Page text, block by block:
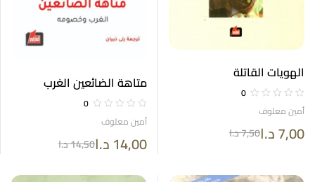
الهويات القاتلة
0
أمين معلوف
7,50د.ا 7,00د.ا
متاهة الضائعين الغرب
وخصومه
0
أمين معلوف
14,50د.ا 14,00د.ا